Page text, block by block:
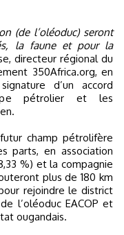
(de l’oléoduc) seront
la faune et pour la
directeur régional du
350Africa.org, en
d’un accord
pétrolier et les
champ pétrolifère
parts, en association
%) et la compagnie
plus de 180 km
rejoindre le district
l’oléoduc EACOP et
ougandais.